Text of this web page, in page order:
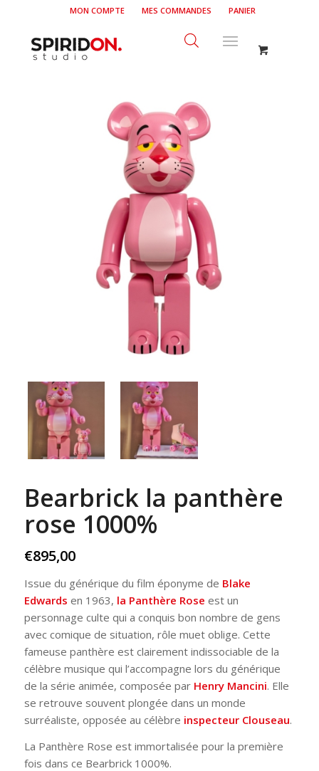
MON COMPTE MES COMMANDES PANIER
Bearbrick la panthère
rose 1000%
€895,00
Issue du générique du film éponyme de Blake
Edwards en 1963, la Panthère Rose est un
personnage culte qui a conquis bon nombre de gens
avec comique de situation, rôle muet oblige. Cette
fameuse panthère est clairement indissociable de la
célèbre musique qui l’accompagne lors du générique
de la série animée, composée par Henry Mancini. Elle
se retrouve souvent plongée dans un monde
surréaliste, opposée au célèbre inspecteur Clouseau.
La Panthère Rose est immortalisée pour la première
fois dans ce Bearbrick 1000%.